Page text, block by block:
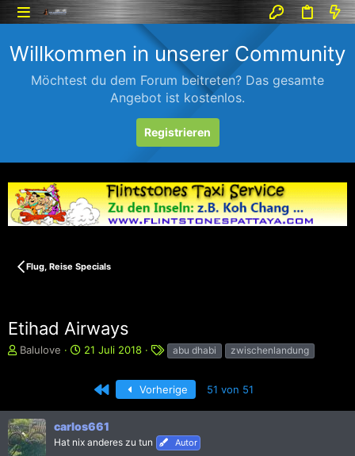
Willkommen in unserer Community
Möchtest du dem Forum beitreten? Das gesamte
Angebot ist kostenlos.
Registrieren
Flug, Reise Specials
Etihad Airways
E
l
l
e
Balulove
E
l
t
21 Juli 2018
S
h
l
w
o
abu dhabi zwischenlandung
Erste Vorherige 51 von 51
carlos661
Hat nix anderes zu tun Autor